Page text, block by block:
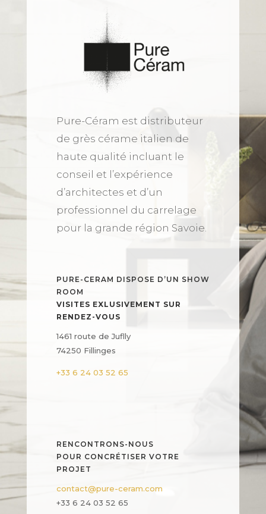
Pure-Céram est distributeur
de grès cérame italien de
haute qualité incluant le
conseil et l’expérience
d’architectes et d’un
professionnel du carrelage
pour la grande région Savoie.
PURE-CERAM DISPOSE D’UN SHOW
ROOM
VISITES EXLUSIVEMENT SUR
RENDEZ-VOUS
1461 route de Juflly
74250 Fillinges
+33 6 24 03 52 65
RENCONTRONS-NOUS
POUR CONCRÉTISER VOTRE
PROJET
contact@pure-ceram.com
+33 6 24 03 52 65